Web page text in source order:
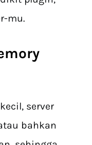
mu.
server
bahkan